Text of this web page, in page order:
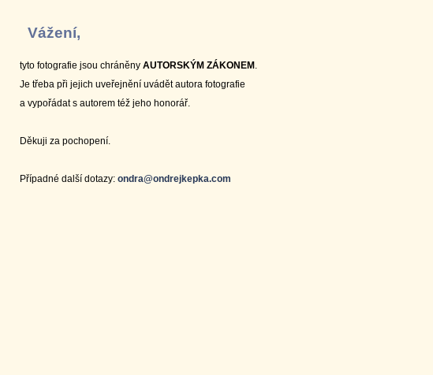
Vážení,
tyto fotografie jsou chráněny AUTORSKÝM ZÁKONEM .
Je třeba při jejich uveřejnění uvádět autora fotografie
a vypořádat s autorem též jeho honorář.
Děkuji za pochopení.
Případné další dotazy: ondra@ondrejkepka.com